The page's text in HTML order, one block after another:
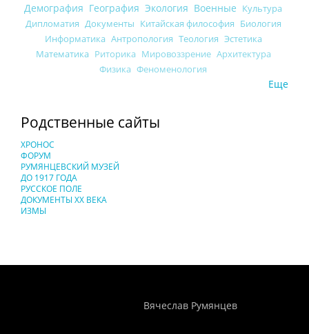
Демография География Экология Военные Культура
Дипломатия Документы Китайская философия Биология
Информатика Антропология Теология Эстетика
Математика Риторика Мировоззрение Архитектура
Физика Феноменология
Еще
Родственные сайты
ХРОНОС
ФОРУМ
РУМЯНЦЕВСКИЙ МУЗЕЙ
ДО 1917 ГОДА
РУССКОЕ ПОЛЕ
ДОКУМЕНТЫ XX ВЕКА
ИЗМЫ
Вячеслав Румянцев